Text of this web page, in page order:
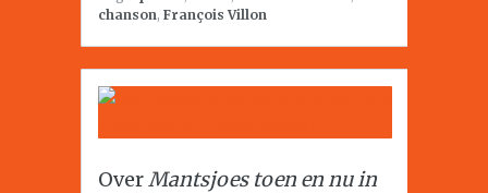
chanson, François Villon
OverMantsjoes toen en nu in